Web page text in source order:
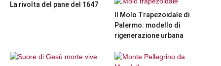
La rivolta del pane del 1647
Il Molo Trapezoidale di
Palermo: modello di
rigenerazione urbana